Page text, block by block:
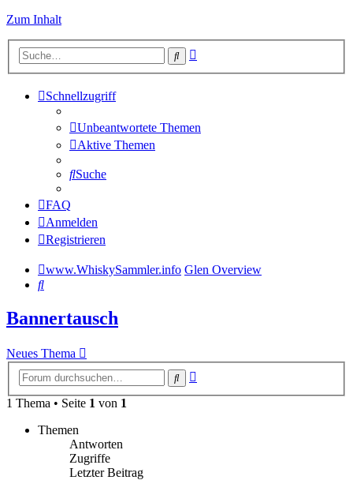
Zum Inhalt
Suche
Schnellzugriff
Unbeantwortete Themen
Aktive Themen
Suche
FAQ
Anmelden
Registrieren
www.WhiskySammler.info Glen Overview
Suche
Bannertausch
Neues Thema
Suche
1 Thema • Seite 1 von 1
Themen
Antworten
Zugriffe
Letzter Beitrag